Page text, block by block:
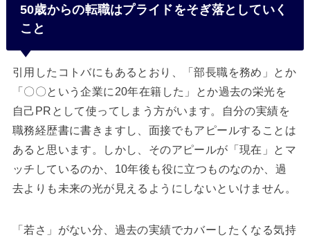
50歳からの転職はプライドをそぎ落としていく
こと
引用したコトバにもあるとおり、「部長職を務め」とか
「〇〇という企業に20年在籍した」とか過去の栄光を
自己PRとして使ってしまう方がいます。自分の実績を
職務経歴書に書きますし、面接でもアピールすることは
あると思います。しかし、そのアピールが「現在」とマ
ッチしているのか、10年後も役に立つものなのか、過
去よりも未来の光が見えるようにしないといけません。
「若さ」がない分、過去の実績でカバーしたくなる気持